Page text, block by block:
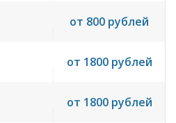
от 800 рублей
от 1800 рублей
от 1800 рублей